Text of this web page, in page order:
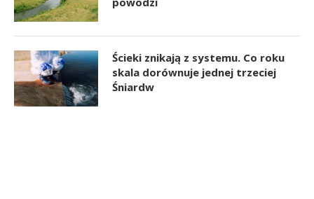
Ścieki znikają z systemu. Co roku
skala dorównuje jednej trzeciej
Śniardw